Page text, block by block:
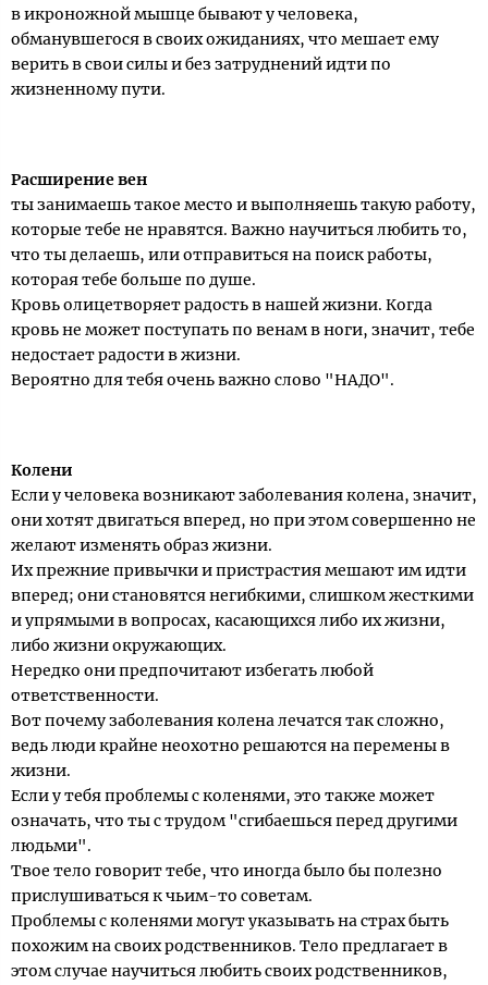
в икроножной мышце бывают у человека,
обманувшегося в своих ожиданиях, что мешает ему
верить в свои силы и без затруднений идти по
жизненному пути.
Расширение вен
ты занимаешь такое место и выполняешь такую работу,
которые тебе не нравятся. Важно научиться любить то,
что ты делаешь, или отправиться на поиск работы,
которая тебе больше по душе.
Кровь олицетворяет радость в нашей жизни. Когда
кровь не может поступать по венам в ноги, значит, тебе
недостает радости в жизни.
Вероятно для тебя очень важно слово "НАДО".
Колени
Если у человека возникают заболевания колена, значит,
они хотят двигаться вперед, но при этом совершенно не
желают изменять образ жизни.
Их прежние привычки и пристрастия мешают им идти
вперед; они становятся негибкими, слишком жесткими
и упрямыми в вопросах, касающихся либо их жизни,
либо жизни окружающих.
Нередко они предпочитают избегать любой
ответственности.
Вот почему заболевания колена лечатся так сложно,
ведь люди крайне неохотно решаются на перемены в
жизни.
Если у тебя проблемы с коленями, это также может
означать, что ты с трудом "сгибаешься перед другими
людьми".
Твое тело говорит тебе, что иногда было бы полезно
прислушиваться к чьим-то советам.
Проблемы с коленями могут указывать на страх быть
похожим на своих родственников. Тело предлагает в
этом случае научиться любить своих родственников,